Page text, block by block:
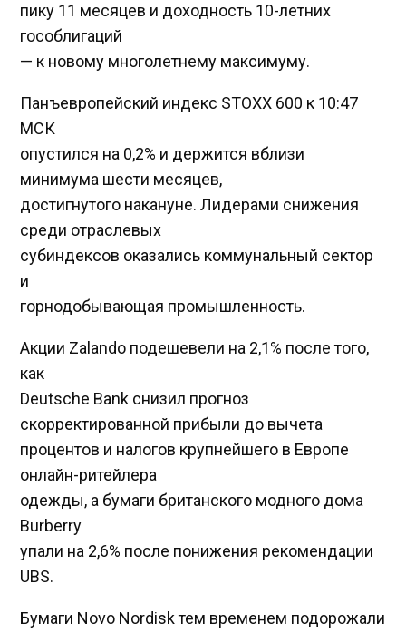
пику 11 месяцев и доходность 10-летних
гособлигаций
— к новому многолетнему максимуму.
Панъевропейский индекс STOXX 600 к 10:47
МСК
опустился на 0,2% и держится вблизи
минимума шести месяцев,
достигнутого накануне. Лидерами снижения
среди отраслевых
субиндексов оказались коммунальный сектор
и
горнодобывающая промышленность.
Акции Zalando подешевели на 2,1% после того,
как
Deutsche Bank снизил прогноз
скорректированной прибыли до вычета
процентов и налогов крупнейшего в Европе
онлайн-ритейлера
одежды, а бумаги британского модного дома
Burberry
упали на 2,6% после понижения рекомендации
UBS.
Бумаги Novo Nordisk тем временем подорожали